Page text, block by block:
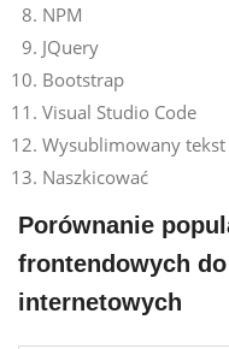
NPM
JQuery
Bootstrap
Visual Studio Code
Wysublimowany tekst
Naszkicować
Porównanie
frontendowych
internetowych